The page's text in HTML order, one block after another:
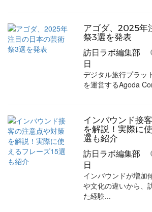
追
加
アゴダ、2025年
祭3選を発表
訪日ラボ編集部
日
デジタル旅行プラッ
を運営するAgoda
インバウンド接
を解説！実際に
選も紹介
訪日ラボ編集部
日
インバウンドが増加
や文化の違いから、
た経験...